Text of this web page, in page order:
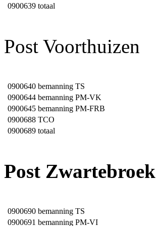
0900639 totaal
Post Voorthuizen
0900640 bemanning TS
0900644 bemanning PM-VK
0900645 bemanning PM-FRB
0900688 TCO
0900689 totaal
Post Zwartebroek
0900690 bemanning TS
0900691 bemanning PM-VI